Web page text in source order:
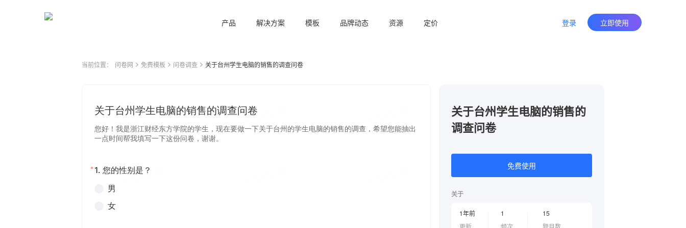
产品 解决方案 模板 品牌动态 资源 定价 登录 立即使用
当前位置： 问卷网 免费模板 问卷调查 关于台州学生电脑的销售的调查问卷
关于台州学生电脑的销售的
调查问卷
免费使用
关于
1年前
更新
1
频次
15
题目数